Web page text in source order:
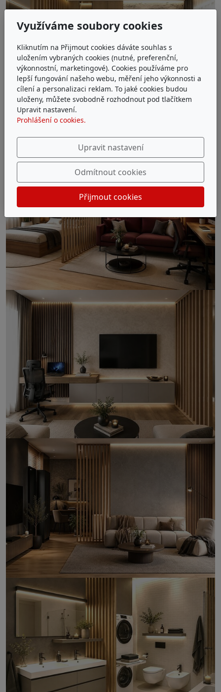
Využíváme soubory cookies
Kliknutím na Přijmout cookies dáváte souhlas s
uložením vybraných cookies (nutné, preferenční,
výkonnostní, marketingové). Cookies používáme pro
lepší fungování našeho webu, měření jeho výkonnosti a
cílení a personalizaci reklam. To jaké cookies budou
uloženy, můžete svobodně rozhodnout pod tlačítkem
Upravit nastavení.
Prohlášení o cookies.
Upravit nastavení
Odmítnout cookies
Přijmout cookies